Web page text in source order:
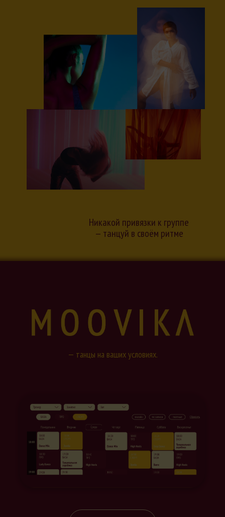
Никакой привязки к группе
— танцуй в своём ритме
— танцы на ваших условиях.